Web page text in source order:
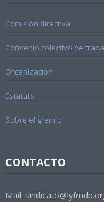
Comisión directiva
Convenio colectivo de
Organización
Estatuto
Sobre el gremio
CONTACTO
Mail.